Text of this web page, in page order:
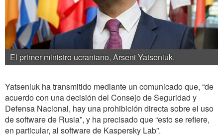
El primer ministro ucraniano, Arseni Yatseniuk.
Yatseniuk ha transmitido mediante un comunicado que, “de
acuerdo con una decisión del Consejo de Seguridad y
Defensa Nacional, hay una prohibición directa sobre el uso
de software de Rusia”, y ha precisado que “esto se refiere,
en particular, al software de Kaspersky Lab”.